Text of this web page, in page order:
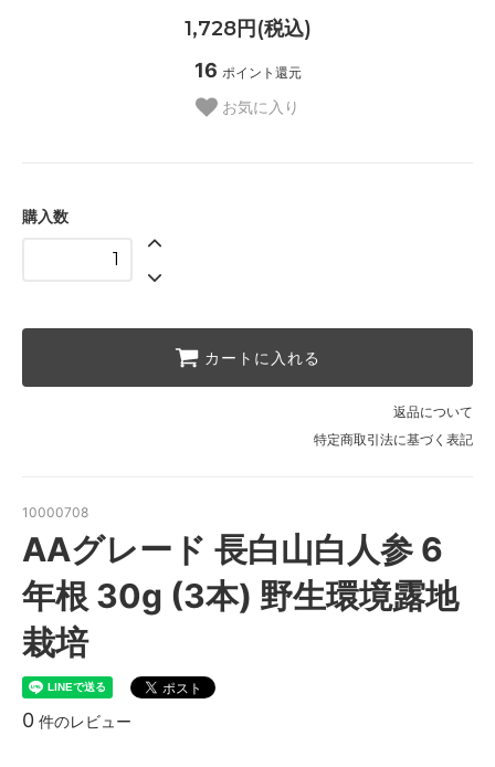
1,728円(税込)
16 ポイント還元
お気に入り
購入数
カートに入れる
返品について
特定商取引法に基づく表記
10000708
AAグレード 長白山白人参 6
年根 30g (3本) 野生環境露地
栽培
0 件のレビュー